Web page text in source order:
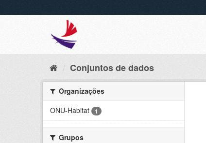
Conjuntos de dados
Organizações
ONU-Habitat
1
Grupos